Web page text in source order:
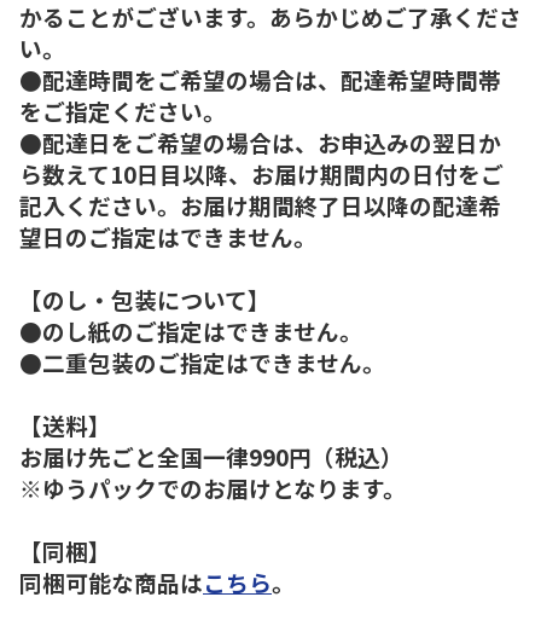
かることがございます。あらかじめご了承くださ
い。
●配達時間をご希望の場合は、配達希望時間帯
をご指定ください。
●配達日をご希望の場合は、お申込みの翌日か
ら数えて10日目以降、お届け期間内の日付をご
記入ください。お届け期間終了日以降の配達希
望日のご指定はできません。
【のし・包装について】
●のし紙のご指定はできません。
●二重包装のご指定はできません。
【送料】
お届け先ごと全国一律990円（税込）
※ゆうパックでのお届けとなります。
【同梱】
同梱可能な商品はこちら。